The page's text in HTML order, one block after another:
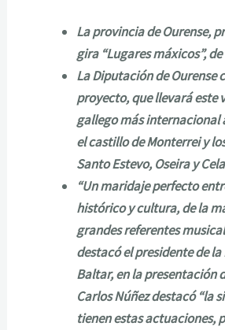
La provincia de Ourense,
gira “Lugares máxicos”,
La Diputación de Ourense
proyecto, que llevará este
gallego más internacional
el castillo de Monterrei y
Santo Estevo, Oseira y
“Un maridaje perfecto
histórico y cultura, de la
grandes referentes
destacó el presidente de
Baltar, en la presentación
Carlos Núñez destacó “la
tienen estas actuaciones,